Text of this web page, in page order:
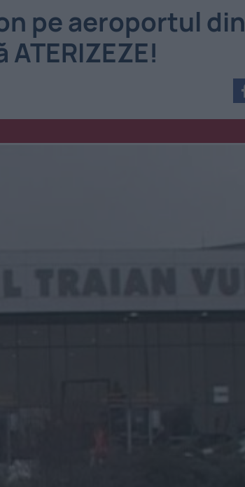
pe aeroportul din